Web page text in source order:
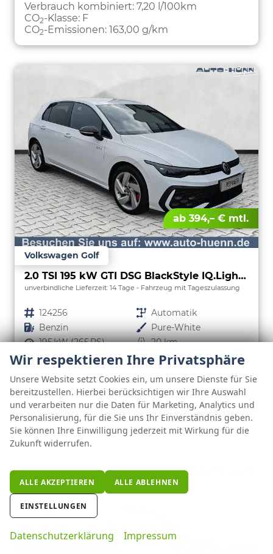
Verbrauch kombiniert: 7,20 l/100km
CO2-Klasse: F
CO2-Emissionen: 163,00 g/km
ab 394,– € mtl.
Volkswagen Golf
2.0 TSI 195 kW GTI DSG BlackStyle IQ.Light Keyless
unverbindliche Lieferzeit: 14 Tage Fahrzeug mit Tageszulassung
Fahrzeugnr. 124256 Getriebe Automatik
Kraftstoff Benzin Außenfarbe Pure-White
Leistung 195 kW (265 PS) Kilometerstand 20 km
01.05.2026
38.575,– €
incl. 19% MwSt.
DETAILS
PARKEN
Verbrauch kombiniert: 7,00 l/100km
CO2-Klasse: F
CO2-Emissionen:160,00 g/km
Wir respektieren Ihre Privatsphäre
Unsere Website setzt Cookies ein, um unsere Dienste für Sie
bereitzustellen. Hierbei berücksichtigen wir Ihre Auswahl
und verarbeiten nur die Daten für Marketing, Analytics und
Personalisierung, für die Sie uns Ihr Einverständnis geben.
Sie können Ihre Einwilligung jederzeit mit Wirkung für die
Zukunft widerrufen.
ALLE AKZEPTIEREN ALLE ABLEHNEN
EINSTELLUNGEN
Datenschutzerklärung Impressum